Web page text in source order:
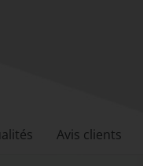
Avis clients